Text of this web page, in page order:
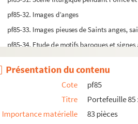
pf85-32. Images d’anges
pf85-33. Images pieuses de Saints anges,
pf85-34. Etude de motifs baroques et
pf85-35. Etudes d’encadrement et bordures
pf85-36. Etudes de scènes quotidiennes,
pf85-37. Abécédaire
pf85-38. Visages de rois
pf85-39. Médaillons avec portraits et
Présentation du contenu
Cote
pf85
Titre
Portefeuille
Importance matérielle
83 pièces